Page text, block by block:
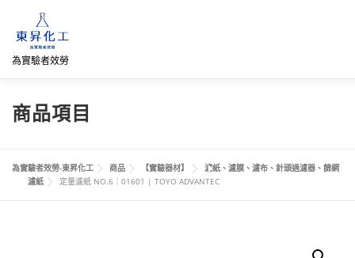
為實驗者效勞
首頁 關於我們
直購專區 詢價車、購物車/會員
商品項目
為實驗者效勞-東昇化工 商品 【實驗器材】
濾紙、濾膜、濾布、針頭過濾器、篩網
濾紙
定量濾紙 NO.6｜01601 | TOYO ADVANTEC